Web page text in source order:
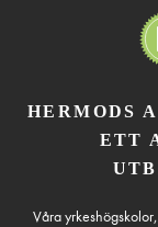
HERMODS
ETT
Våra